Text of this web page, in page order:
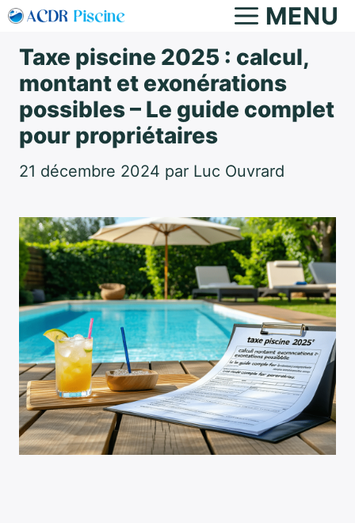
Aller
contenu
MENU
Taxe piscine 2025 : calcul,
montant et exonérations
possibles – Le guide complet
pour propriétaires
21 décembre 2024 par Luc Ouvrard